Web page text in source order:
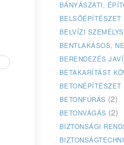
BÁNYÁSZATI,
BELSŐÉPÍTÉSZET
BELVÍZI
BENTLAKÁSOS,
BERENDEZÉS
BETAKARÍTÁST
BETONÉPÍTÉSZET
BETONFÚRÁS (2)
BETONVÁGÁS (2)
BIZTONSÁGI